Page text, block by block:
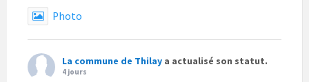
Photo
La commune de Thilay a actualisé son statut.
4 jours